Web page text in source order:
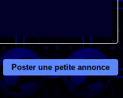
Poster une petite annonce